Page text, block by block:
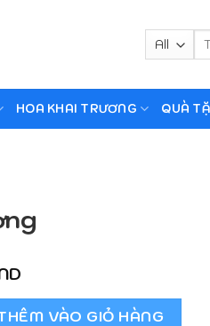
HOA KHAI TRƯƠNG QUÀ
VÀO GIỎ HÀNG